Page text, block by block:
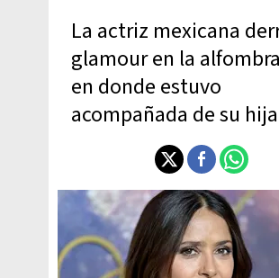
La actriz mexicana
glamour en la
en donde estuvo
acompañada de su hija